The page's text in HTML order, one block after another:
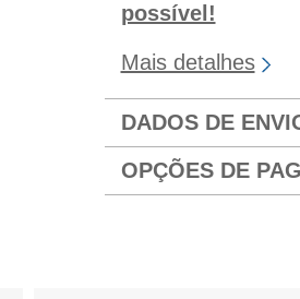
possível!
Mais detalhes
DADOS DE
OPÇÕES DE